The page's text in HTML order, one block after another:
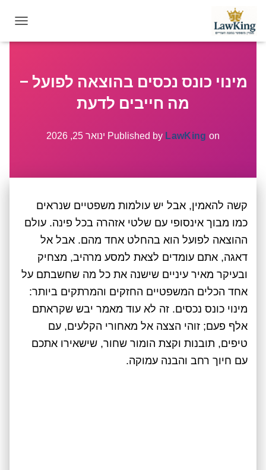
O
L
T
מינוי כונס נכסים בהוצאה לפועל –
מה חייבים לדעת
Published by LawKing on ינואר 25, 2026
קשה להאמין, אבל יש עולמות משפטיים שנראים
כמו מבוך אינסופי עם שלטי אזהרה בכל פינה. עולם
ההוצאה לפועל הוא בהחלט אחד מהם. אבל אל
דאגה, אתם עומדים לצאת למסע מרהיב, מצחיק
ובעיקר מאיר עיניים שישנה את כל מה שחשבתם על
אחד הכלים המשפטיים החזקים והמרתקים ביותר:
מינוי כונס נכסים. זה לא עוד מאמר יבש שקראתם
אלף פעם; זוהי הצצה אל מאחורי הקלעים, עם
טיפים, תובנות וקצת הומור שחור, שישאירו אתכם
עם חיוך רחב והבנה עמוקה.